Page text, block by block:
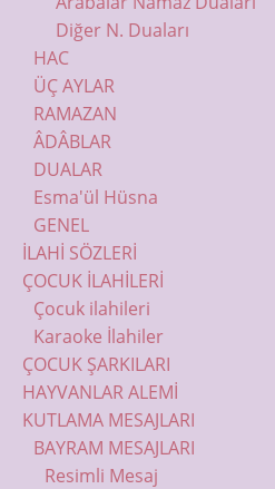
Diğer N. Duaları
HAC
ÜÇ AYLAR
RAMAZAN
ÂDÂBLAR
DUALAR
Esma'ül Hüsna
GENEL
İLAHİ SÖZLERİ
ÇOCUK İLAHİLERİ
Çocuk ilahileri
Karaoke İlahiler
ÇOCUK ŞARKILARI
HAYVANLAR ALEMİ
KUTLAMA MESAJLARI
BAYRAM MESAJLARI
Resimli Mesaj